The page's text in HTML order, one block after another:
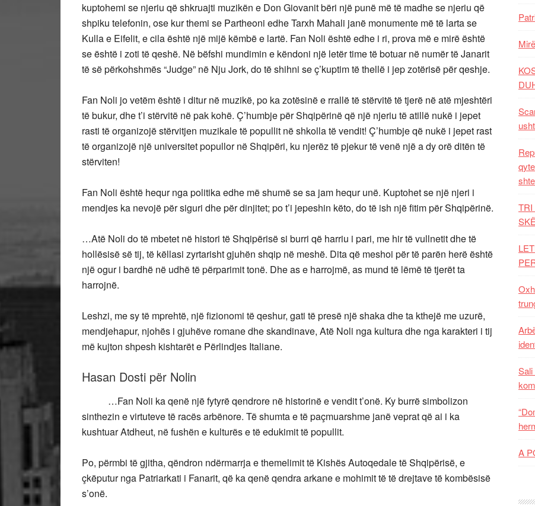
kuptohemi se njeriu që shkruajti muzikën e Don Giovanit bëri një punë më të madhe se njeriu që
shpiku telefonin, ose kur themi se Partheoni edhe Tarxh Mahali janë monumente më të larta se
Kulla e Eifelit, e cila është një mijë këmbë e lartë. Fan Noli është edhe i ri, prova më e mirë është
se është i zoti të qeshë. Në bëfshi mundimin e këndoni një letër time të botuar në numër të Janarit
të së përkohshmës “Judge” në Nju Jork, do të shihni se ç’kuptim të thellë i jep zotërisë për qeshje.
Fan Noli jo vetëm është i ditur në muzikë, po ka zotësinë e rrallë të stërvitë të tjerë në atë mjeshtëri
të bukur, dhe t’i stërvitë në pak kohë. Ç’humbje për Shqipërinë që një njeriu të atillë nukë i jepet
rasti të organizojë stërvitjen muzikale të popullit në shkolla të vendit! Ç’humbje që nukë i jepet rast
të organizojë një universitet popullor në Shqipëri, ku njerëz të pjekur të venë një a dy orë ditën të
stërviten!
Fan Noli është hequr nga politika edhe më shumë se sa jam hequr unë. Kuptohet se një njeri i
mendjes ka nevojë për siguri dhe për dinjitet; po t’i jepeshin këto, do të ish një fitim për Shqipërinë.
…Atë Noli do të mbetet në histori të Shqipërisë si burri që harriu i pari, me hir të vullnetit dhe të
hollësisë së tij, të këllasi zyrtarisht gjuhën shqip në meshë. Dita që meshoi për të parën herë është
një ogur i bardhë në udhë të përparimit tonë. Dhe as e harrojmë, as mund të lëmë të tjerët ta
harrojnë.
Leshzi, me sy të mprehtë, një fizionomi të qeshur, gati të presë një shaka dhe ta kthejë me uzurë,
mendjehapur, njohës i gjuhëve romane dhe skandinave, Atë Noli nga kultura dhe nga karakteri i tij
më kujton shpesh kishtarët e Përlindjes Italiane.
Hasan Dosti për Nolin
…Fan Noli ka qenë një fytyrë qendrore në historinë e vendit t’onë. Ky burrë simbolizon
sinthezin e virtuteve të racës arbënore. Të shumta e të paçmuarshme janë veprat që ai i ka
kushtuar Atdheut, në fushën e kulturës e të edukimit të popullit.
Po, përmbi të gjitha, qëndron ndërmarrja e themelimit të Kishës Autoqedale të Shqipërisë, e
çkëputur nga Patriarkati i Fanarit, që ka qenë qendra arkane e mohimit të të drejtave të kombësisë
s’onë.
TRI
Sali
A